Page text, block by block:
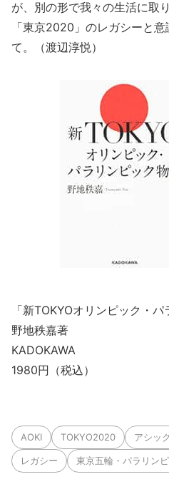
が、別の形で我々の生活に取
「東京2020」のレガシーと
て。（渡辺淳悦）
「新TOKYOオリンピック・パ
野地秩嘉著
KADOKAWA
1980円（税込）
AOKI TOKYO2020 アシッ
レガシー 東京五輪・パラリン